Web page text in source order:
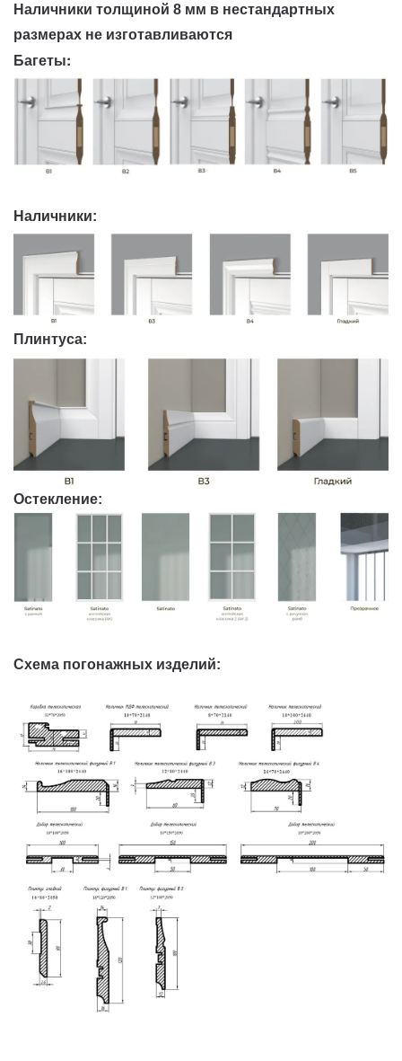
Наличники толщиной 8 мм в нестандартных
размерах не изготавливаются
Багеты:
Наличники:
Плинтуса:
Остекление:
Схема погонажных изделий: